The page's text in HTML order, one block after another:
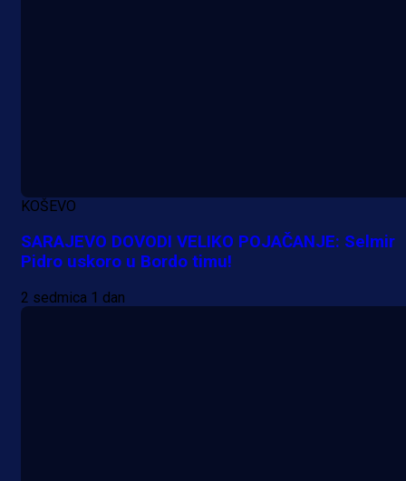
KOŠEVO
SARAJEVO DOVODI VELIKO POJAČANJE: Selmir
Pidro uskoro u Bordo timu!
2 sedmica 1 dan